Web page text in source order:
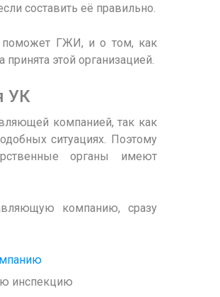
составить её правильно.
поможет ГЖИ, и о том, как
этой организацией.
УК
компанией, так как
ситуациях. Поэтому
органы имеют
компанию, сразу
инспекцию